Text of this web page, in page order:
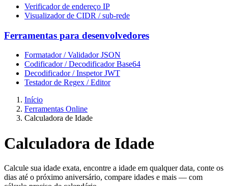
Verificador de endereço IP
Visualizador de CIDR / sub-rede
Ferramentas para desenvolvedores
Formatador / Validador JSON
Codificador / Decodificador Base64
Decodificador / Inspetor JWT
Testador de Regex / Editor
Início
Ferramentas Online
Calculadora de Idade
Calculadora de Idade
Calcule sua idade exata, encontre a idade em qualquer data, conte os
dias até o próximo aniversário, compare idades e mais — com